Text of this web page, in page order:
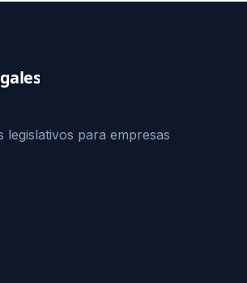
legislativos para empresas